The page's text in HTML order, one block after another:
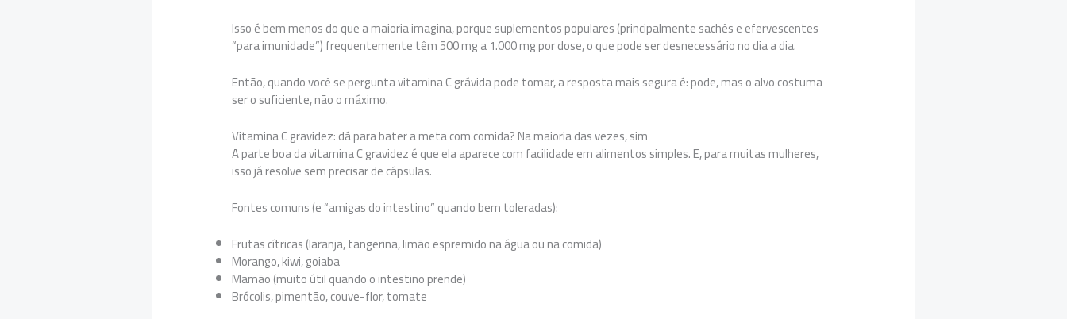
Isso é bem menos do que a maioria imagina, porque suplementos populares (principalmente sachês e efervescentes
“para imunidade”) frequentemente têm 500 mg a 1.000 mg por dose, o que pode ser desnecessário no dia a dia.
Então, quando você se pergunta vitamina C grávida pode tomar, a resposta mais segura é: pode, mas o alvo costuma
ser o suficiente, não o máximo.
Vitamina C gravidez: dá para bater a meta com comida? Na maioria das vezes, sim
A parte boa da vitamina C gravidez é que ela aparece com facilidade em alimentos simples. E, para muitas mulheres,
isso já resolve sem precisar de cápsulas.
Fontes comuns (e “amigas do intestino” quando bem toleradas):
Frutas cítricas (laranja, tangerina, limão espremido na água ou na comida)
Morango, kiwi, goiaba
Mamão (muito útil quando o intestino prende)
Brócolis, pimentão, couve-flor, tomate